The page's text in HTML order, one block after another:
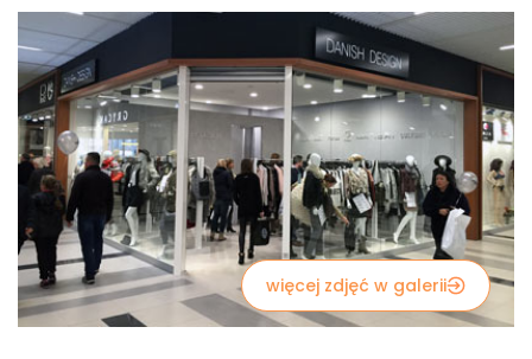
więcej zdjęć w galerii